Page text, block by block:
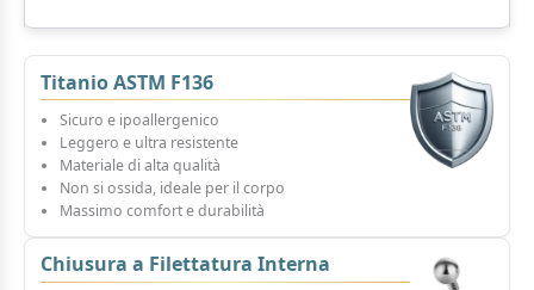
Titanio ASTM F136
Sicuro e ipoallergenico
Leggero e ultra resistente
Materiale di alta qualità
Non si ossida, ideale per il corpo
Massimo comfort e durabilità
Chiusura a Filettatura Interna